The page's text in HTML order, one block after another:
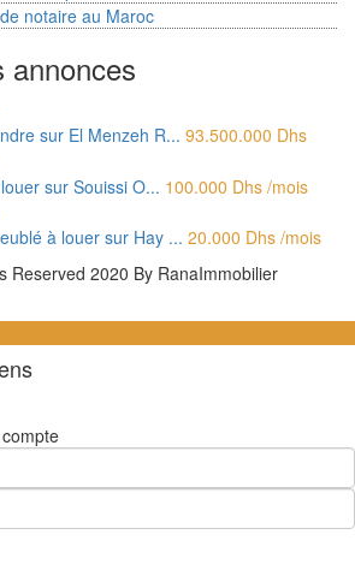
notaire au Maroc
annonces
sur El Menzeh R... 93.500.000 Dhs
sur Souissi O... 100.000 Dhs /mois
à louer sur Hay ... 20.000 Dhs /mois
Reserved 2020 By RanaImmobilier